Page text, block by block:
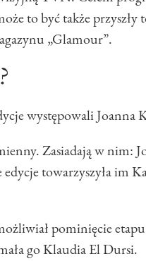
to być także
„Glamour”.
występowali Joanna
Zasiadają w nim:
towarzyszyła
pominięcie
go Klaudia El Dursi.